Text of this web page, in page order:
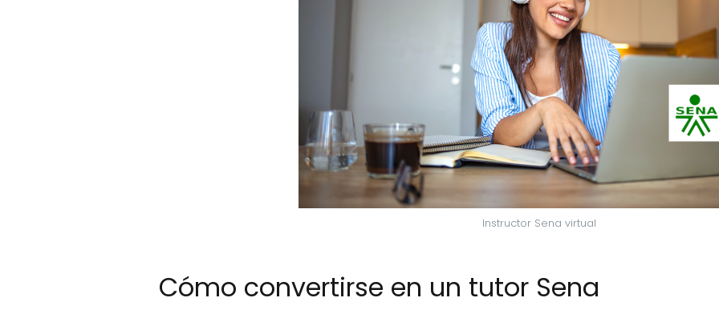
Instructor Sena virtual
Cómo convertirse en un tutor Sena